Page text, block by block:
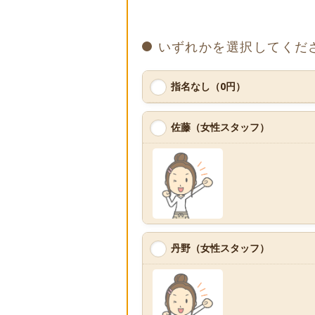
いずれかを選択してくだ
指名なし（0円）
佐藤（女性スタッフ）
丹野（女性スタッフ）